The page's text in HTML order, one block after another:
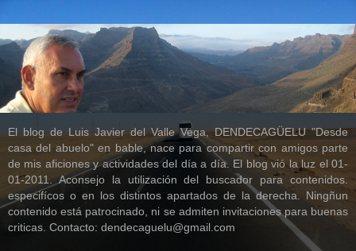
El blog de Luis Javier del Valle Vega, DENDECAGÜELU "Desde
casa del abuelo" en bable, nace para compartir con amigos parte
de mis aficiones y actividades del día a día. El blog vió la luz el 01-
01-2011. Aconsejo la utilización del buscador para contenidos.
especifícos o en los distintos apartados de la derecha. Ningñun
contenido está patrocinado, ni se admiten invitaciones para buenas
criticas. Contacto: dendecaguelu@gmail.com